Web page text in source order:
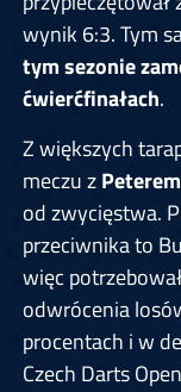
wynik 6:3. Tym
tym sezonie
ćwierćfinałach.
Z większych
meczu z
od zwycięstwa.
przeciwnika to
więc
odwrócenia
procentach i w
Czech Darts